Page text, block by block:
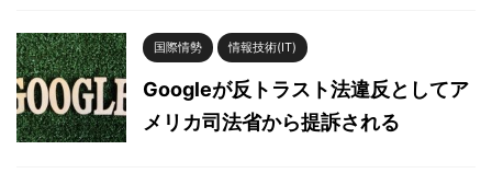
国際情勢 情報技術(IT)
Googleが反トラスト法違反としてア
メリカ司法省から提訴される